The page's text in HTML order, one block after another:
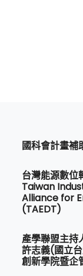
國科會計畫補
台灣能源數位
Taiwan
Alliance for
(TAEDT)
產學聯盟主持
許志義(國立
創新學院暨企